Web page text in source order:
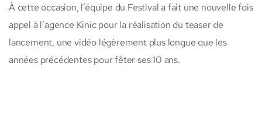
À cette occasion, l’équipe du Festival a fait une nouvelle fois
appel à l’agence Kinic pour la réalisation du teaser de
lancement, une vidéo légèrement plus longue que les
années précédentes pour fêter ses 10 ans.